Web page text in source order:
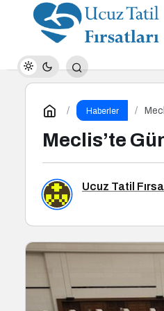
Haberler
Meclis’te
Ucuz Tatil